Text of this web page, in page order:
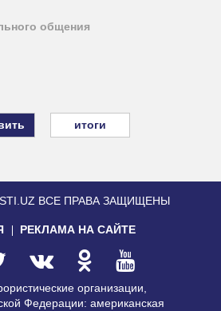
общения
итоги
ВСЕ ПРАВА ЗАЩИЩЕНЫ
РЕКЛАМА НА САЙТЕ
организации,
Федерации: американская